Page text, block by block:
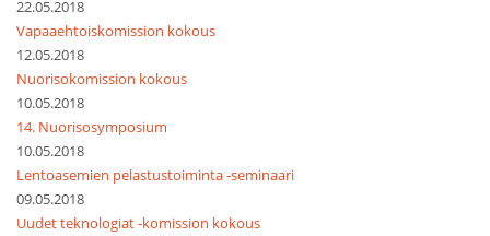
22.05.2018
Vapaaehtoiskomission kokous
12.05.2018
Nuorisokomission kokous
10.05.2018
14. Nuorisosymposium
10.05.2018
Lentoasemien pelastustoiminta -seminaari
09.05.2018
Uudet teknologiat -komission kokous